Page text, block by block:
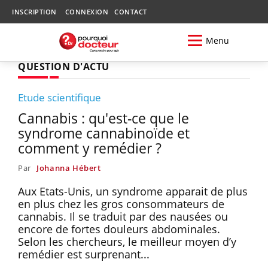
INSCRIPTION CONNEXION CONTACT
Menu
QUESTION D'ACTU
Etude scientifique
Cannabis : qu'est-ce que le
syndrome cannabinoïde et
comment y remédier ?
Par Johanna Hébert
Aux Etats-Unis, un syndrome apparait de plus
en plus chez les gros consommateurs de
cannabis. Il se traduit par des nausées ou
encore de fortes douleurs abdominales.
Selon les chercheurs, le meilleur moyen d’y
remédier est surprenant...